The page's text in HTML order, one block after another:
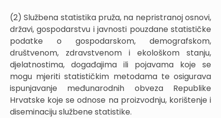
(2) Službena statistika pruža, na nepristranoj osnovi,
državi, gospodarstvu i javnosti pouzdane statističke
podatke o gospodarskom, demografskom,
društvenom, zdravstvenom i ekološkom stanju,
djelatnostima, događajima ili pojavama koje se
mogu mjeriti statističkim metodama te osigurava
ispunjavanje međunarodnih obveza Republike
Hrvatske koje se odnose na proizvodnju, korištenje i
diseminaciju službene statistike.